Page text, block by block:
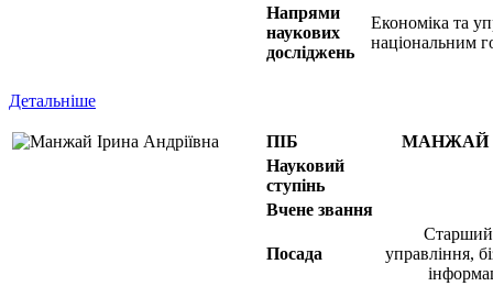
Напрями
наукових
досліджень
Економіка та
національним
Детальніше
ПІБ
МАНЖАЙ
Науковий
ступінь
Вчене звання
Посада
Старший
управління,